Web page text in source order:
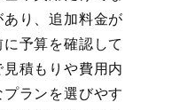
り、追加料金が
予算を確認して
積もりや費用内
ランを選びやす